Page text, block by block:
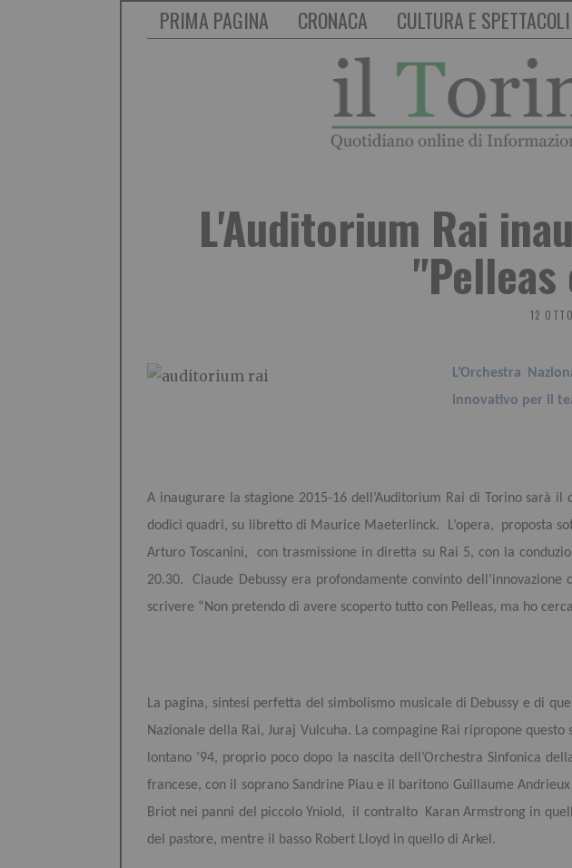
PRIMA PAGINA CRONACA CULTURA E SPETTACOLI
L'Auditorium Rai
12
L’Orchestra
innovativo per il
A inaugurare la stagione 2015-16 dell’Auditorium Rai di Torino sarà
dodici quadri, su libretto di Maurice Maeterlinck. L’opera, proposta
Arturo Toscanini, con trasmissione in diretta su Rai 5, con la
20.30.Claude Debussy era profondamente convinto
scrivere “Non pretendo di avere scoperto tutto con Pelleas, ma ho
La pagina, sintesi perfetta del simbolismo musicale di Debussy e di
Nazionale della Rai, Juraj Vulcuha. La compagine Rai ripropone
lontano ’94, proprio poco dopo la nascita dell’Orchestra Sinfonica
francese, con il soprano Sandrine Piau e il baritono Guillaume
Briot nei panni del piccolo Yniold, il contralto Karan Armstrong in
del pastore, mentre il basso Robert Lloyd in quello di Arkel.